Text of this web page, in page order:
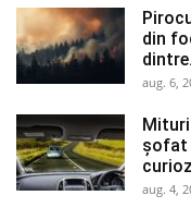
din
aug. 6,
șofat
aug. 4,